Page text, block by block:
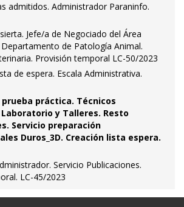
admitidos. Administrador Paraninfo.
Jefe/a de Negociado del Área
de Patología Animal.
Provisión temporal LC-50/2023
de espera. Escala Administrativa.
práctica. Técnicos
y Talleres. Resto
Servicio preparación
Duros_3D. Creación lista espera.
Servicio Publicaciones.
LC-45/2023